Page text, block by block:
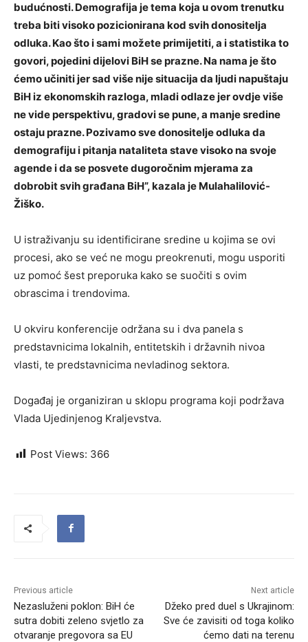
budućnosti. Demografija je tema koja u ovom trenutku
treba biti visoko pozicionirana kod svih donositelja
odluka. Kao što i sami možete primijetiti, a i statistika to
govori, pojedini dijelovi BiH se prazne. Na nama je što
ćemo učiniti jer sad više nije situacija da ljudi napuštaju
BiH iz ekonomskih razloga, mladi odlaze jer ovdje više
ne vide perspektivu, gradovi se pune, a manje sredine
ostaju prazne. Pozivamo sve donositelje odluka da
demografiju i pitanja nataliteta stave visoko na svoje
agende i da se posvete dugoročnim mjerama za
dobrobit svih građana BiH”, kazala je Mulahalilović-
Žiško.
U istraživanju su identificirane sredine u kojima se ovi
procesi, ako se već ne mogu preokrenuti, mogu usporiti
uz pomoć šest preporuka kako se suočiti s ovim
obrascima i trendovima.
U okviru konferencije održana su i dva panela s
predstavnicima lokalnih, entitetskih i državnih nivoa
vlasti, te predstavnicima nevladinog sektora.
Događaj je organiziran u sklopu programa koji podržava
Vlada Ujedinjenog Kraljevstva.
Post Views: 366
Previous article
Nezasluženi poklon: BiH će
sutra dobiti zeleno svjetlo za
otvaranje pregovora sa EU
Next article
Džeko pred duel s Ukrajinom:
Sve će zavisiti od toga koliko
ćemo dati na terenu